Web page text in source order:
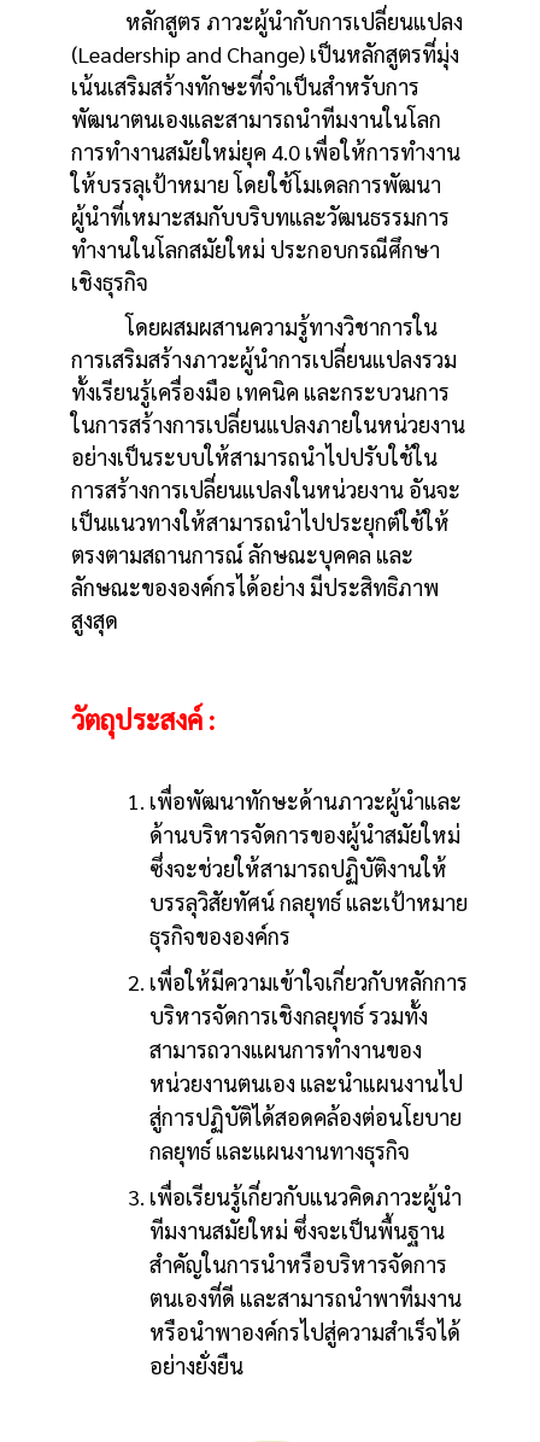
หลักสูตร ภาวะผู้นำกับการเปลี่ยนแปลง
(Leadership and Change) เป็นหลักสูตรที่มุ่ง
เน้นเสริมสร้างทักษะที่จำเป็นสำหรับการ
พัฒนาตนเองและสามารถนำทีมงานในโลก
การทำงานสมัยใหม่ยุค 4.0 เพื่อให้การทำงาน
ให้บรรลุเป้าหมาย โดยใช้โมเดลการพัฒนา
ผู้นำที่เหมาะสมกับบริบทและวัฒนธรรมการ
ทำงานในโลกสมัยใหม่ ประกอบกรณีศึกษา
เชิงธุรกิจ
โดยผสมผสานความรู้ทางวิชาการใน
การเสริมสร้างภาวะผู้นำการเปลี่ยนแปลงรวม
ทั้งเรียนรู้เครื่องมือ เทคนิค และกระบวนการ
ในการสร้างการเปลี่ยนแปลงภายในหน่วยงาน
อย่างเป็นระบบให้สามารถนำไปปรับใช้ใน
การสร้างการเปลี่ยนแปลงในหน่วยงาน อันจะ
เป็นแนวทางให้สามารถนำไปประยุกต์ใช้ให้
ตรงตามสถานการณ์ ลักษณะบุคคล และ
ลักษณะขององค์กรได้อย่าง มีประสิทธิภาพ
สูงสุด
วัตถุประสงค์ :
เพื่อพัฒนาทักษะด้านภาวะผู้นำและ
ด้านบริหารจัดการของผู้นำสมัยใหม่
ซึ่งจะช่วยให้สามารถปฏิบัติงานให้
บรรลุวิสัยทัศน์ กลยุทธ์ และเป้าหมาย
ธุรกิจขององค์กร
เพื่อให้มีความเข้าใจเกี่ยวกับหลักการ
บริหารจัดการเชิงกลยุทธ์ รวมทั้ง
สามารถวางแผนการทำงานของ
หน่วยงานตนเอง และนำแผนงานไป
สู่การปฏิบัติได้สอดคล้องต่อนโยบาย
กลยุทธ์ และแผนงานทางธุรกิจ
เพื่อเรียนรู้เกี่ยวกับแนวคิดภาวะผู้นำ
ทีมงานสมัยใหม่ ซึ่งจะเป็นพื้นฐาน
สำคัญในการนำหรือบริหารจัดการ
ตนเองที่ดี และสามารถนำพาทีมงาน
หรือนำพาองค์กรไปสู่ความสำเร็จได้
อย่างยั่งยืน